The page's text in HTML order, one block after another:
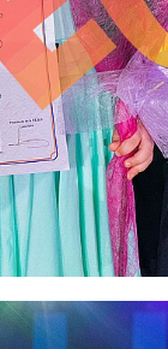
2,00 €